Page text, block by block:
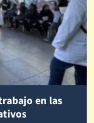
en las